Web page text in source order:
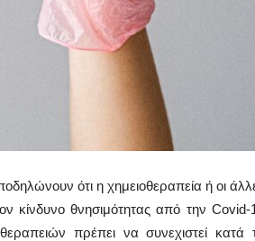
ότι η χημειοθεραπεία ή οι
κίνδυνο θνησιμότητας από την Covid-
πρέπει να συνεχιστεί κατά